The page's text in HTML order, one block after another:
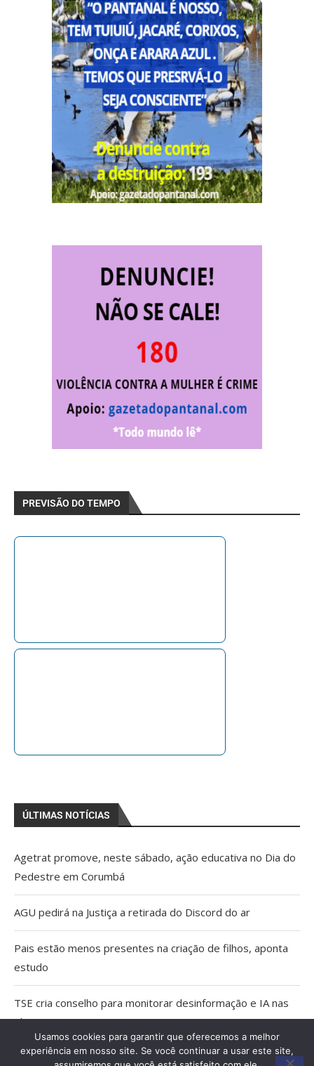
PREVISÃO DO TEMPO
ÚLTIMAS NOTÍCIAS
Agetrat promove, neste sábado, ação educativa no Dia do
Pedestre em Corumbá
AGU pedirá na Justiça a retirada do Discord do ar
Pais estão menos presentes na criação de filhos, aponta
estudo
TSE cria conselho para monitorar desinformação e IA nas
eleições
Capacitação qualifica trabalho dos Agentes Comunitários
Usamos cookies para garantir que oferecemos a melhor
experiência em nosso site. Se você continuar a usar este site,